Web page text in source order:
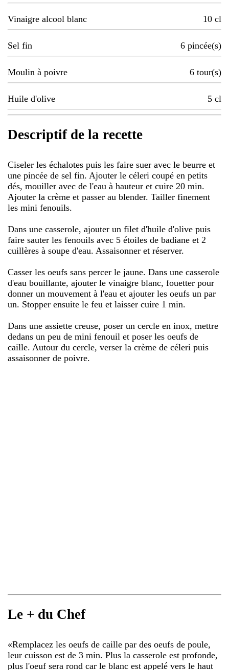
Vinaigre alcool blanc 10 cl
Sel fin 6 pincée(s)
Moulin à poivre 6 tour(s)
Huile d'olive 5 cl
Descriptif de la recette
Ciseler les échalotes puis les faire suer avec le beurre et
une pincée de sel fin. Ajouter le céleri coupé en petits
dés, mouiller avec de l'eau à hauteur et cuire 20 min.
Ajouter la crème et passer au blender. Tailler finement
les mini fenouils.
Dans une casserole, ajouter un filet d'huile d'olive puis
faire sauter les fenouils avec 5 étoiles de badiane et 2
cuillères à soupe d'eau. Assaisonner et réserver.
Casser les oeufs sans percer le jaune. Dans une casserole
d'eau bouillante, ajouter le vinaigre blanc, fouetter pour
donner un mouvement à l'eau et ajouter les oeufs un par
un. Stopper ensuite le feu et laisser cuire 1 min.
Dans une assiette creuse, poser un cercle en inox, mettre
dedans un peu de mini fenouil et poser les oeufs de
caille. Autour du cercle, verser la crème de céleri puis
assaisonner de poivre.
Le + du Chef
«Remplacez les oeufs de caille par des oeufs de poule,
leur cuisson est de 3 min. Plus la casserole est profonde,
plus l'oeuf sera rond car le blanc est appelé vers le haut